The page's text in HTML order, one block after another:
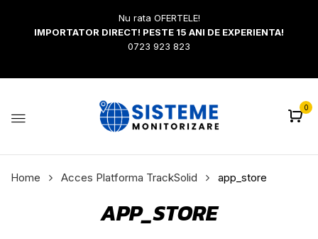
Nu rata OFERTELE!
IMPORTATOR DIRECT! PESTE 15 ANI DE EXPERIENTA!
0723 923 823
0
Home Acces Platforma TrackSolid app_store
APP_STORE